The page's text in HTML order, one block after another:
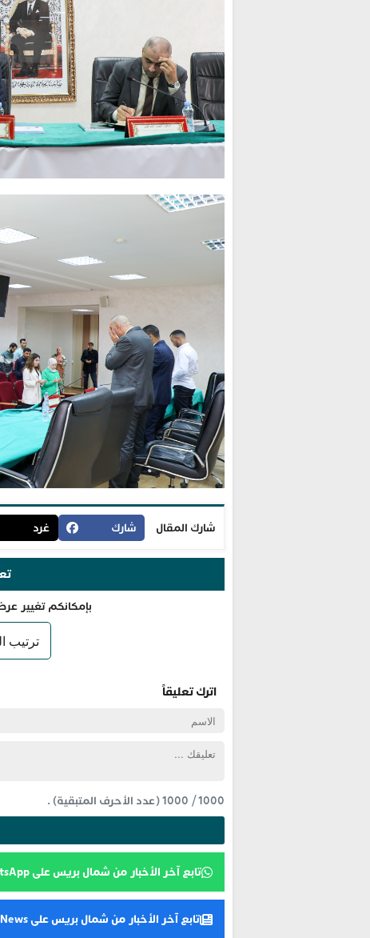
شارك المقال شارك غرد
بإمكانكم تغيير
اترك تعليقاً
1000
/
1000(عدد الأحرف المتبقية) .
تابع آخر الأخبار من شمال بريس على WhatsApp
تابع آخر الأخبار من شمال بريس على Google News